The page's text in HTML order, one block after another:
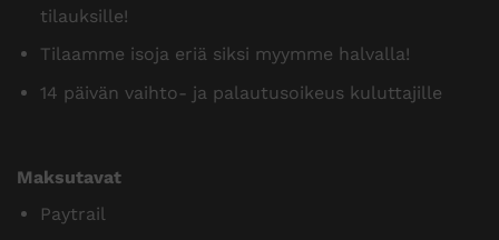
tilauksille!
Tilaamme isoja eriä siksi myymme halvalla!
14 päivän vaihto- ja palautusoikeus kuluttajille
Maksutavat
Paytrail